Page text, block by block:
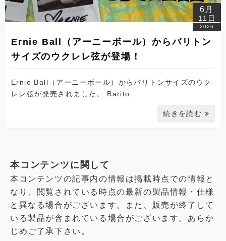
6月
11日
2026
Ernie Ball（アーニーボール）からバリトン
サイズのウクレレ弦が登場！
Ernie Ball（アーニーボール）からバリトンサイズのウク
レレ弦が発売されました。 Barito…
続きを読む
本コンテンツに関して
本コンテンツの記事内の情報は掲載時点での情報と
なり、閲覧されている時点の最新の製品情報・仕様
と異なる場合がございます。また、販売が終了して
いる製品が含まれている場合がございます。あらか
じめご了承下さい。